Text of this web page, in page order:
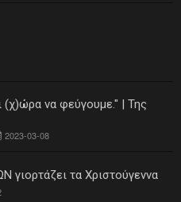
(χ)ώρα να φεύγουμε." | Της
2023-03-08
τα Χριστούγεννα